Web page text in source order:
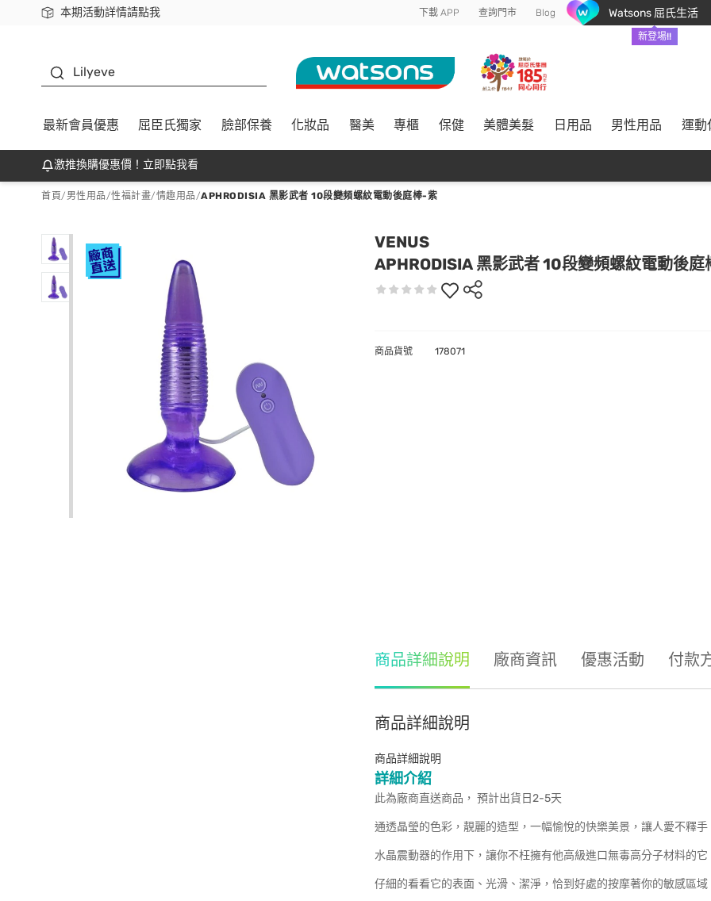
本期活動詳情請點我
下載app最高回饋$350 下載 APP 查詢門市 Blog Watsons 屈氏生活
新登場!!
Lilyeve
最新會員優惠 屈臣氏獨家 臉部保養 化妝品 醫美 專櫃 保健 美體美髮 日用品 男性用品 運動
激推換購優惠價！立即點我看
首頁/ 男性用品/性福計畫/情趣用品/APHRODISIA 黑影武者 10段變頻螺紋電動後庭棒-紫
VENUS
APHRODISIA 黑影武者 10段變頻螺紋電動後
商品貨號 178071
商品詳細說明 廠商資訊 優惠活動 付款
商品詳細說明
商品詳細說明
詳細介紹
此為廠商直送商品， 預計出貨日2-5天
通透晶瑩的色彩，靚麗的造型，一幅愉悅的快樂美景，讓人愛不釋手
水晶震動器的作用下，讓你不枉擁有他高級進口無毒高分子材料的
仔細的看看它的表面、光滑、潔淨，恰到好處的按摩著你的敏感區